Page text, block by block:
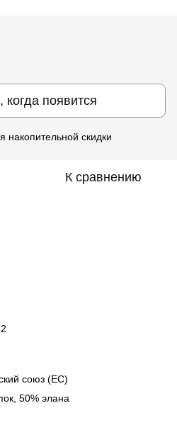
появится
накопительной скидки
К сравнению
союз (ЕС)
50% элана